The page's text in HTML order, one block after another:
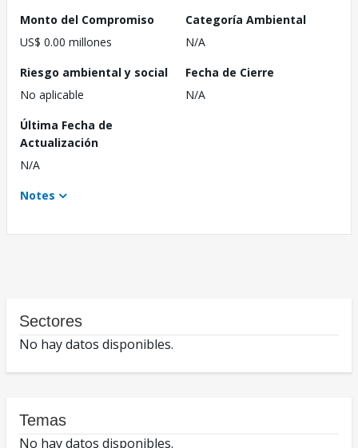
Monto del Compromiso
US$ 0.00 millones
Categoría Ambiental
N/A
Riesgo ambiental y social
No aplicable
Fecha de Cierre
N/A
Última Fecha de
Actualización
N/A
Notes
Sectores
No hay datos disponibles.
Temas
No hay datos disponibles.